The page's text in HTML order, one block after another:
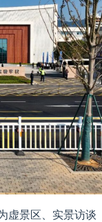
虚景区、实景访谈